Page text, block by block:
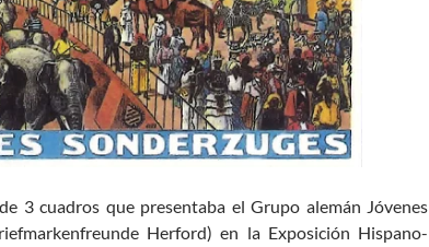
3 cuadros que presentaba el Grupo alemán Jóvenes
Herford) en la Exposición Hispano-